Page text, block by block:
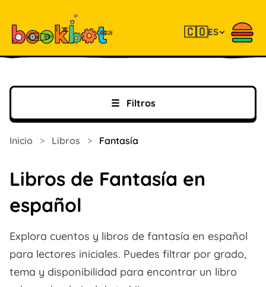
🇨🇴ES
☰ Filtros
Inicio > Libros > Fantasía
Libros de Fantasía en
español
Explora cuentos y libros de fantasía en español
para lectores iniciales. Puedes filtrar por grado,
tema y disponibilidad para encontrar un libro